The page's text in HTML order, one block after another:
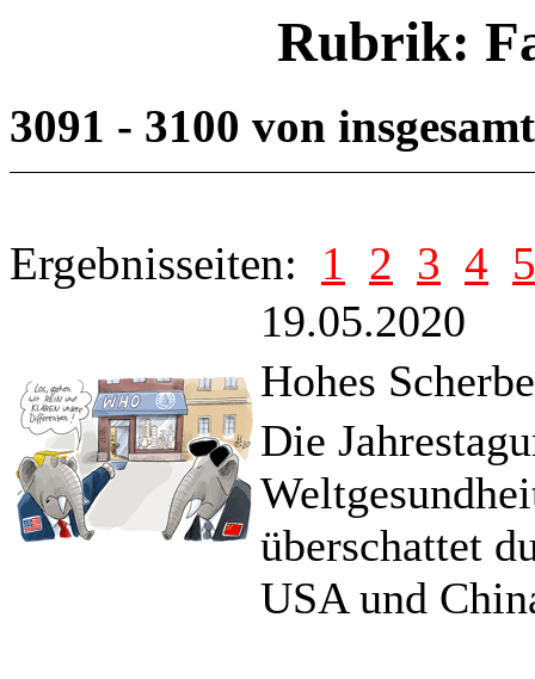
Rubrik:
3091 - 3100 von
Ergebnisseiten: 1 2 3 4 5
19.05.2020
Hohes
Die
überschattet
USA und